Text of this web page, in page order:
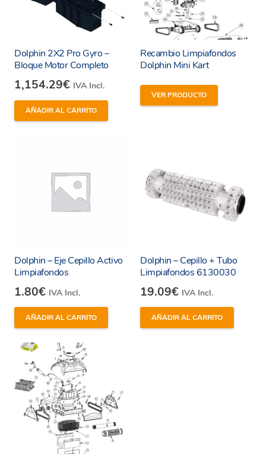
He leído y estoy de acuerdo con lostérminos y
política de privacidad de la web.
Enviar
Dolphin 2X2 Pro Gyro –
Bloque Motor Completo
1,154.29€ IVA Incl.
AÑADIR AL CARRITO
Recambio Limpiafondos
Dolphin Mini Kart
VER PRODUCTO
Dolphin – Eje Cepillo Activo
Limpiafondos
1.80€ IVA Incl.
AÑADIR AL CARRITO
Dolphin – Cepillo + Tubo
Limpiafondos 6130030
19.09€ IVA Incl.
AÑADIR AL CARRITO